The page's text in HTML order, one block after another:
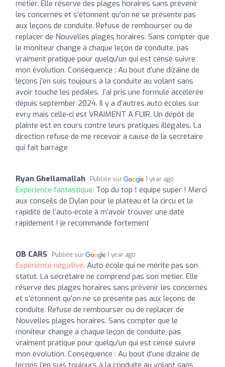
métier. Elle réserve des plages horaires sans prévenir
les concernés et s’étonnent qu’on ne se présente pas
aux leçons de conduite. Refuse de rembourser ou de
replacer de Nouvelles plages horaires. Sans compter que
le moniteur change à chaque leçon de conduite, pas
vraiment pratique pour quelqu'un qui est censé suivre
mon évolution. Conséquence : Au bout d’une dizaine de
leçons j’en suis toujours à la conduite au volant sans
avoir touché les pédales. J’ai pris une formule accélérée
depuis september 2024. Il y a d’autres auto écoles sur
evry mais celle-ci est VRAIMENT A FUIR. Un dépôt de
plainte est en cours contre leurs pratiques illégales. La
direction refuse de me recevoir à cause de la secrétaire
qui fait barrage
Ryan Ghellamallah Publiée sur 1 year ago
Expérience fantastique: Top du top ! équipe super ! Merci
aux conseils de Dylan pour le plateau et la circu et la
rapidité de l’auto-école à m’avoir trouver une date
rapidement ! je recommande fortement
OB CARS Publiée sur 1 year ago
Expérience négative: Auto école qui ne mérite pas son
statut. La secrétaire ne comprend pas son métier. Elle
réserve des plages horaires sans prévenir les concernés
et s’étonnent qu’on ne se présente pas aux leçons de
conduite. Refuse de rembourser ou de replacer de
Nouvelles plages horaires. Sans compter que le
moniteur change à chaque leçon de conduite, pas
vraiment pratique pour quelqu'un qui est censé suivre
mon évolution. Conséquence : Au bout d’une dizaine de
leçons j’en suis toujours à la conduite au volant sans